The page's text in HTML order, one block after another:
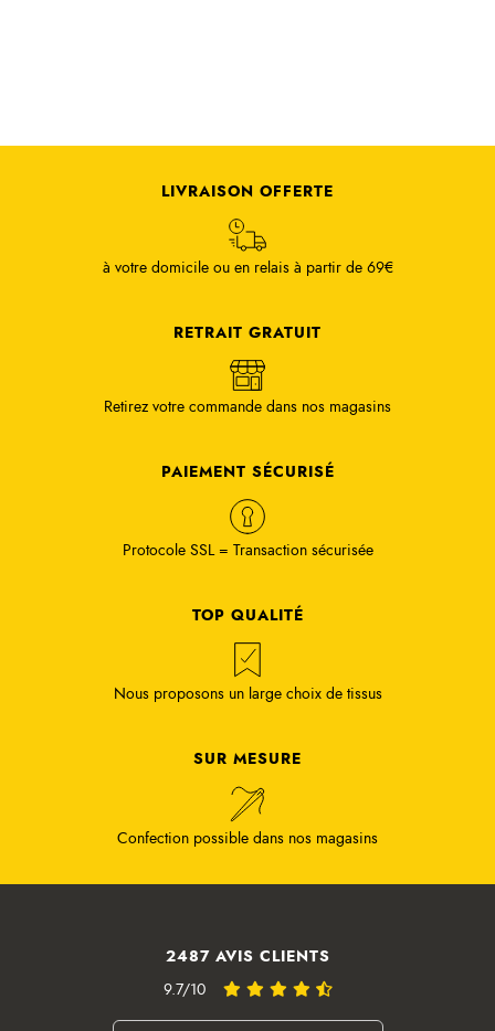
LIVRAISON OFFERTE
à votre domicile ou en relais à partir de 69€
RETRAIT GRATUIT
Retirez votre commande dans nos magasins
PAIEMENT SÉCURISÉ
Protocole SSL = Transaction sécurisée
TOP QUALITÉ
Nous proposons un large choix de tissus
SUR MESURE
Confection possible dans nos magasins
2487 AVIS CLIENTS
9.7/10